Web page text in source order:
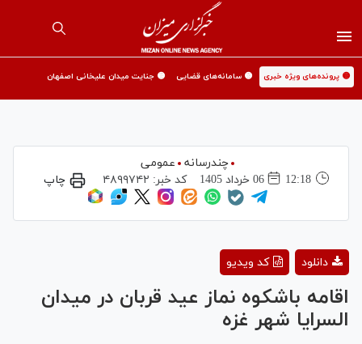
🟡 پرونده‌های ویژه خبری 🟡 سامانه‌های قضایی 🟡 جنایت میدان علیخانی اصفهان
چندرسانه
عمومی
12:18
06 خرداد 1405 کد خبر: ۴۸۹۹۷۴۲ چاپ
Video
کد ویدیو دانلود
اقامه باشکوه نماز عید قربان در میدان
السرایا شهر غزه